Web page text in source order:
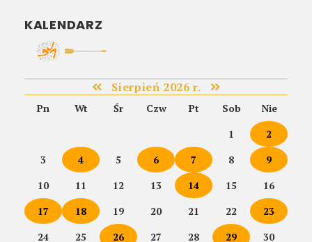
KALENDARZ
Sierpień 2026 r.
Pn Wt Śr Czw Pt Sob
Nie
1
2
3
4 5 6 7 8
9
10
11 12 13 14 15
16
17
18 19 20 21 22
23
24
25 26 27 28 29 30